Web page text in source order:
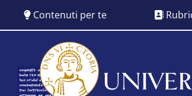
contenuto
Contenuti per te